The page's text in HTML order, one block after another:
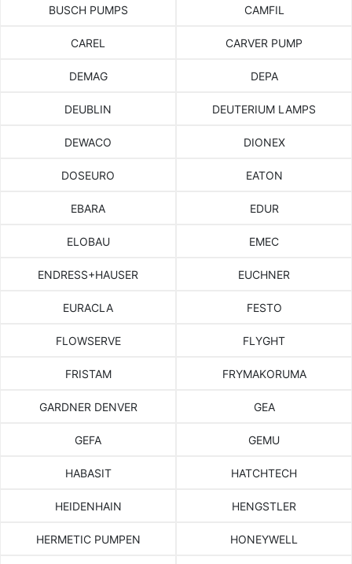
BUSCH PUMPS CAMFIL
CAREL CARVER PUMP
DEMAG DEPA
DEUBLIN DEUTERIUM LAMPS
DEWACO DIONEX
DOSEURO EATON
EBARA EDUR
ELOBAU EMEC
ENDRESS+HAUSER EUCHNER
EURACLA FESTO
FLOWSERVE FLYGHT
FRISTAM FRYMAKORUMA
GARDNER DENVER GEA
GEFA GEMU
HABASIT HATCHTECH
HEIDENHAIN HENGSTLER
HERMETIC PUMPEN HONEYWELL